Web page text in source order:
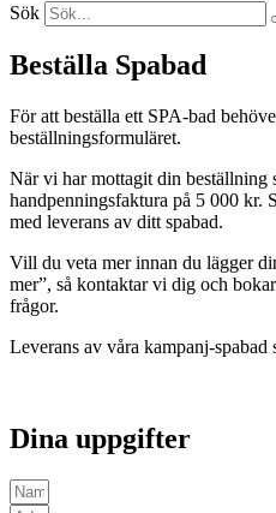
Sök
Beställa Spabad
För att beställa ett SPA-bad
beställningsformuläret.
När vi har mottagit din beställning
handpenningsfaktura på 5 000 kr.
med leverans av ditt spabad.
Vill du veta mer innan du lägger
mer”, så kontaktar vi dig och
frågor.
Leverans av våra kampanj-
Dina uppgifter